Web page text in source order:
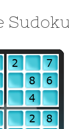
Sudoku